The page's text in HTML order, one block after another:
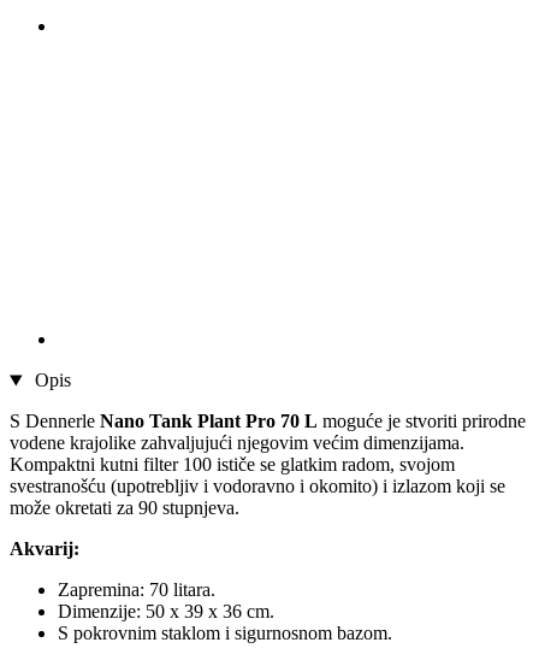
Opis
S Dennerle Nano Tank Plant Pro 70 L moguće je stvoriti prirodne
vodene krajolike zahvaljujući njegovim većim dimenzijama.
Kompaktni kutni filter 100 ističe se glatkim radom, svojom
svestranošću (upotrebljiv i vodoravno i okomito) i izlazom koji se
može okretati za 90 stupnjeva.
Akvarij:
Zapremina: 70 litara.
Dimenzije: 50 x 39 x 36 cm.
S pokrovnim staklom i sigurnosnom bazom.